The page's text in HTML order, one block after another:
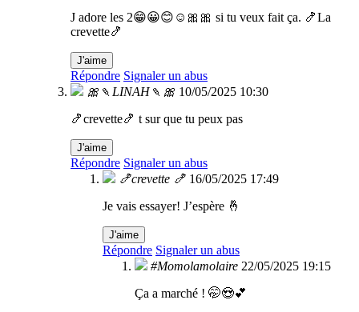
J adore les 2😁😀😊☺🎀🎀 si tu veux fait ça. 🍤La
crevette🍤
J'aime
Répondre Signaler un abus
🎀🍡LINAH🍡🎀 10/05/2025 10:30
🍤crevette🍤 t sur que tu peux pas
J'aime
Répondre Signaler un abus
🍤crevette 🍤 16/05/2025 17:49
Je vais essayer! J’espère 🤞
J'aime
Répondre Signaler un abus
#Momolamolaire 22/05/2025 19:15
Ça a marché ! 🤭😍💕